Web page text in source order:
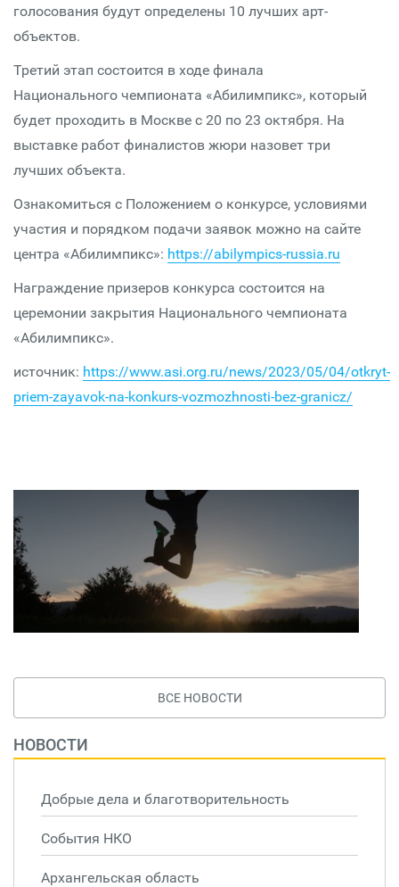
голосования будут определены 10 лучших арт-
объектов.
Третий этап состоится в ходе финала
Национального чемпионата «Абилимпикс», который
будет проходить в Москве с 20 по 23 октября. На
выставке работ финалистов жюри назовет три
лучших объекта.
Ознакомиться с Положением о конкурсе, условиями
участия и порядком подачи заявок можно на сайте
центра «Абилимпикс»: https://abilympics-russia.ru
Награждение призеров конкурса состоится на
церемонии закрытия Национального чемпионата
«Абилимпикс».
источник: https://www.asi.org.ru/news/2023/05/04/otkryt-
priem-zayavok-na-konkurs-vozmozhnosti-bez-granicz/
ВСЕ НОВОСТИ
НОВОСТИ
Добрые дела и благотворительность
События НКО
Архангельская область